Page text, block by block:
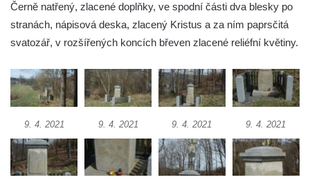
Wäberův kříž v zahradě domu čp. 184 v
Mikulášovicích
Kříž na louce v horních Mikulášovicích
Posteltův kříž naproti domu ev.č. 29 v
Mikulášovicích
Kříž Neubaukreuz u domu čp. 698 v
Mikulášovicích
Kříž manželů Endlerových u továrního
objektu v Mikulášovicích
Černě natřený, zlacené doplňky, ve spodní části dva blesky po
stranách, nápisová deska, zlacený Kristus a za ním paprsčitá
svatozář, v rozšířených koncích břeven zlacené reliéfní květiny.
9. 4. 2021 9. 4. 2021 9. 4. 2021 9. 4. 2021